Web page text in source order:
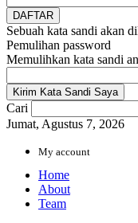
Sebuah kata sandi akan
Pemulihan password
Memulihkan kata sandi
Cari
Jumat, Agustus 7, 2026
My account
Home
About
Team